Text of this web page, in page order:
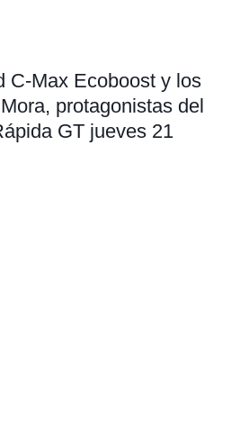
C-Max Ecoboost y los
protagonistas del
GT jueves 21